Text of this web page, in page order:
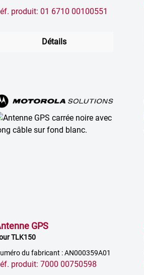
produit: 01 6710 00100551
Détails
GPS
TLK150
du fabricant : AN000359A01
produit: 7000 00750598